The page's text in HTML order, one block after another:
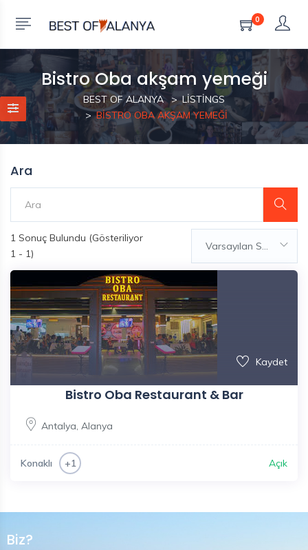
0
Bistro Oba akşam yemeği
BEST OF ALANYA
LISTINGS
BISTRO OBA AKŞAM YEMEĞI
Ara
1 Sonuç Bulundu (Gösteriliyor
1 - 1)
Varsayılan Sıralama
Kaydet
Bistro Oba Restaurant & Bar
Antalya, Alanya
Konaklı +1 Açık
Biz?